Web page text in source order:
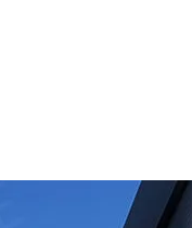
【亞悦櫻悦家】，除
兩者兼得。